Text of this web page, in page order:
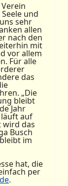
und
sehr
allen
nach den
mit
vor allem
Für alle
das
„Die
bleibt
Jahr
auf
wird das
Busch
im
hat, die
per
.